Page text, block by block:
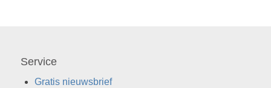
Service
Gratis nieuwsbrief